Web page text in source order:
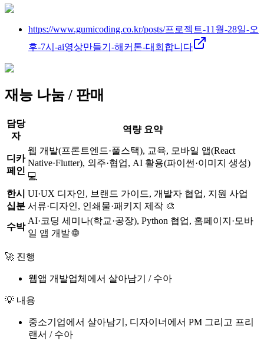
https://www.gumicoding.co.kr/posts/프로젝트-11월-28일-오
후-7시-ai영상만들기-해커톤-대회합니다
재능 나눔 / 판매
담당
자
역량 요약
디카
페인
웹 개발(프론트엔드·풀스택), 교육, 모바일 앱(React
Native·Flutter), 외주·협업, AI 활용(파이썬·이미지 생성)
💻
한시
십분
UI·UX 디자인, 브랜드 가이드, 개발자 협업, 지원 사업
서류·디자인, 인쇄물·패키지 제작 🎨
수박
AI·코딩 세미나(학교·공장), Python 협업, 홈페이지·모바
일 앱 개발 🌐
🚀 진행
웹앱 개발업체에서 살아남기 / 수아
💡 내용
중소기업에서 살아남기, 디자이너에서 PM 그리고 프리
랜서 / 수아